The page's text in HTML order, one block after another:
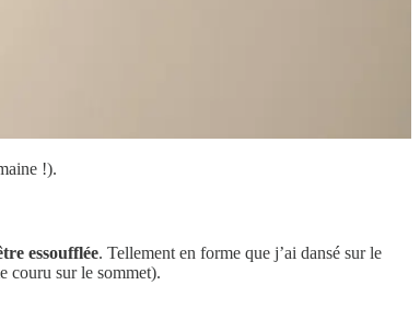
!).
essoufflée. Tellement en forme que j’ai dansé sur le
couru sur le sommet).